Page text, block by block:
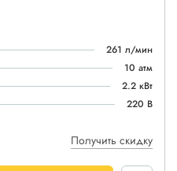
261 л/мин
10 атм
2.2 кВт
220 В
Получить скидку